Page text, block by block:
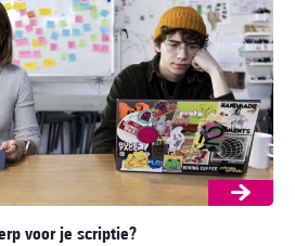
voor je scriptie?